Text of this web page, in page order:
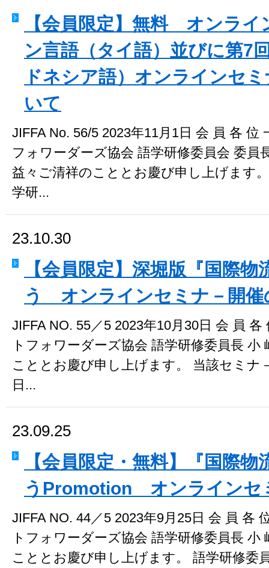
【会員限定】無料 オンラ
ン言語（タイ語）並びに第7
ドネシア語）オンラインセ
いて
JIFFA No. 56/5 2023年11月1日 会 員 各 位
フォワーダーズ協会 語学研修委員会 委員
益々ご清祥のこととお慶び申し上げます
学研...
23.10.30
【会員限定】深堀版『国際
う オンラインセミナ－開催
JIFFA NO. 55／5 2023年10月30日 会 員
トフォワーダーズ協会 語学研修委員長 小
こととお慶び申し上げます。 当該セミナ
日...
23.09.25
【会員限定・無料】『国際
うPromotion オンラインセ
JIFFA NO. 44／5 2023年9月25日 会 員 各
トフォワーダーズ協会 語学研修委員長 小
こととお慶び申し上げます。 語学研修委